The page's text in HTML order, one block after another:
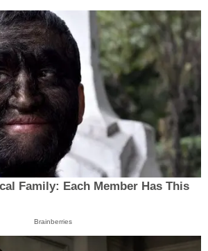
Family: Each Member Has This
Brainberries